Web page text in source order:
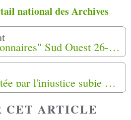
national des Archives
"Des soldats Tortionnaires" Sud Ouest 26-02-2012
Fille de harki, portée par l'injustice subie par ses parents
CET ARTICLE